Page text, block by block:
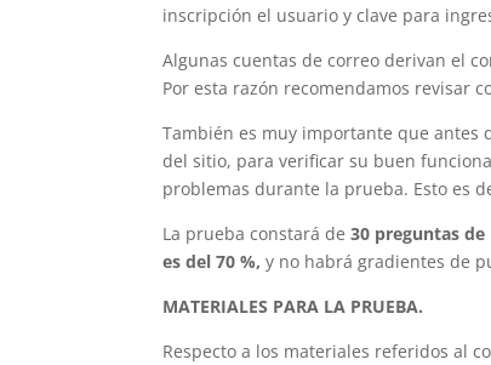
inscripción el usuario y clave para
Algunas cuentas de correo derivan el
Por esta razón recomendamos revisar
También es muy importante que antes
del sitio, para verificar su buen
problemas durante la prueba. Esto es
La prueba constará de30 preguntas
es del 70 %, y no habrá gradientes de
MATERIALES PARA LA PRUEBA.
Respecto a los materiales referidos al